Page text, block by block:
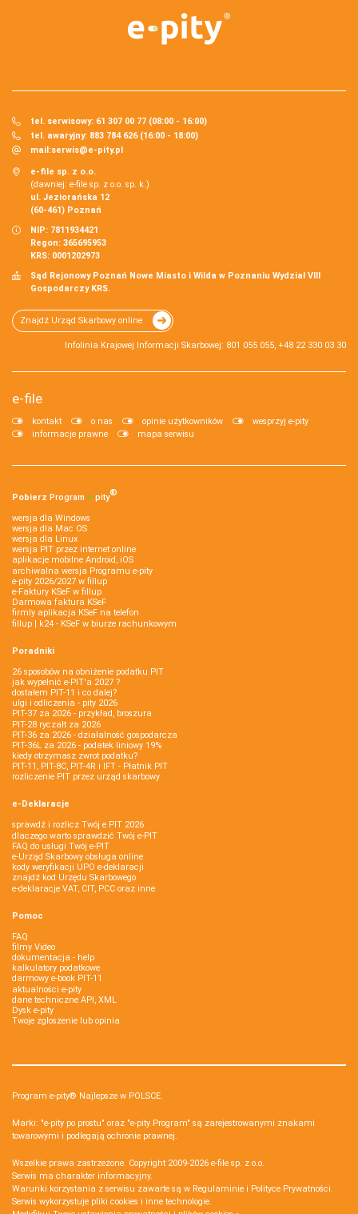
tel. serwisowy: 61 307 00 77 (08:00 - 16:00)
tel. awaryjny: 883 784 626 (16:00 - 18:00)
mail:serwis@e-pity.pl
e-file sp. z o.o.
(dawniej: e-file sp. z o.o. sp. k.)
ul. Jeziorańska 12
(60-461) Poznań
NIP: 7811934421
Regon: 365695953
KRS: 0001202973
Sąd Rejonowy Poznań Nowe Miasto i Wilda w Poznaniu Wydział VIII
Gospodarczy KRS.
Znajdź Urząd Skarbowy online
Infolinia Krajowej Informacji Skarbowej: 801 055 055, +48 22 330 03 30
e-file
kontakt o nas opinie użytkowników
wesprzyj e-pity
informacje prawne
mapa serwisu
Pobierz Program e‑pity®
wersja dla Windows
wersja dla Mac OS
wersja dla Linux
wersja PIT przez internet online
aplikacje mobilne Android, iOS
archiwalna wersja Programu e-pity
e-pity 2026/2027 w fillup
e‑Faktury KSeF w fillup
Darmowa faktura KSeF
firmly aplikacja KSeF na telefon
fillup | k24 - KSeF w biurze rachunkowym
Poradniki
26 sposobów na obniżenie podatku PIT
jak wypełnić e-PIT'a 2027 ?
dostałem PIT-11 i co dalej?
ulgi i odliczenia - pity 2026
PIT-37 za 2026 - przykład, broszura
PIT-28 ryczałt za 2026
PIT-36 za 2026 - działalność gospodarcza
PIT-36L za 2026 - podatek liniowy 19%
kiedy otrzymasz zwrot podatku?
PIT-11, PIT-8C, PIT-4R i IFT - Płatnik PIT
rozliczenie PIT przez urząd skarbowy
e-Deklaracje
sprawdź i rozlicz Twój e PIT 2026
dlaczego warto sprawdzić Twój e-PIT
FAQ do usługi Twój e-PIT
e-Urząd Skarbowy obsługa online
kody weryfikacji UPO e-deklaracji
znajdź kod Urzędu Skarbowego
e-deklaracje VAT, CIT, PCC oraz inne
Pomoc
FAQ
filmy Video
dokumentacja - help
kalkulatory podatkowe
darmowy e-book PIT-11
aktualności e-pity
dane techniczne API, XML
Dysk e-pity
Twoje zgłoszenie lub opinia
Program e-pity® Najlepsze w POLSCE.
Marki: "e-pity po prostu" oraz "e-pity Program" są zarejestrowanymi znakami
towarowymi i podlegają ochronie prawnej.
Wszelkie prawa zastrzeżone. Copyright 2009-2026 e-file sp. z o.o.
Serwis ma charakter informacyjny.
Warunki korzystania z serwisu zawarte są w Regulaminie i Polityce Prywatności.
Serwis wykorzystuje pliki cookies i inne technologie.